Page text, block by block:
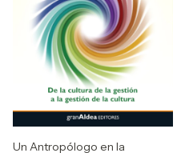
Un Antropólogo en la